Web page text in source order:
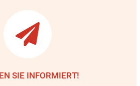
SIE INFORMIERT!